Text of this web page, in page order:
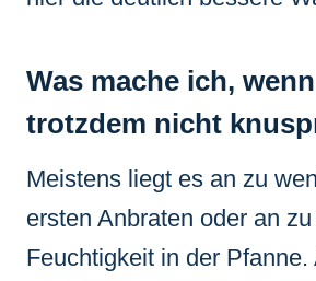
Was mache ich,
trotzdem nicht
Meistens liegt es an zu
ersten Anbraten oder an
Feuchtigkeit in der Pfanne.